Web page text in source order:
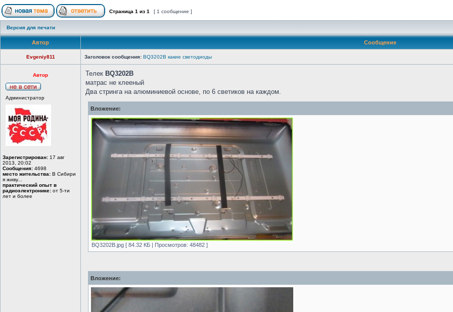
Страница 1 из 1 [ 1 сообщение ]
Версия для печати
Автор Сообщение
Evgeniy811 Заголовок сообщения: BQ3202B какие светодиоды
Автор
Администратор
Зарегистрирован: 17 авг
2013, 20:02
Сообщения: 4698
место жительства: В Сибири
я живу...
практический опыт в
радиоэлектронике: от 5-ти
лет и более
Телек BQ3202B
матрас не клееный
Два стринга на алюминиевой основе, по 6 светиков на каждом.
Вложение:
BQ3202B.jpg [ 84.32 КБ | Просмотров: 48482 ]
Вложение: